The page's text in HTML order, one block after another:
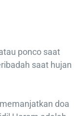
ponco saat
saat hujan
doa